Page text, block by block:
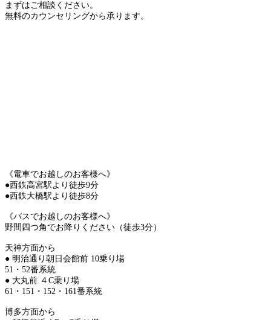
まずはご相談ください。
無料のカウンセリングから承ります。
《電車でお越しのお客様へ》
●西鉄高宮駅より徒歩9分
●西鉄大橋駅より徒歩8分
《バスでお越しのお客様へ》
野間四つ角でお降りください（徒歩3分）
天神方面から
● 明治通り朝日会館前 10乗り場
51・52番系統
● 大丸前 ４C乗り場
61・151・152・161番系統
博多方面から